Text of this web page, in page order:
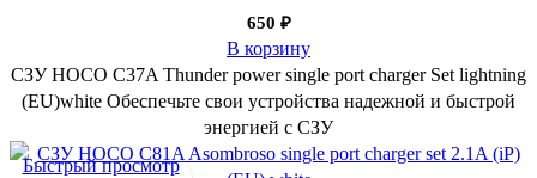
650 ₽
В корзину
СЗУ HOCO C37A Thunder power single port charger Set lightning
(EU)white Обеспечьте свои устройства надежной и быстрой
энергией с СЗУ
Быстрый просмотр